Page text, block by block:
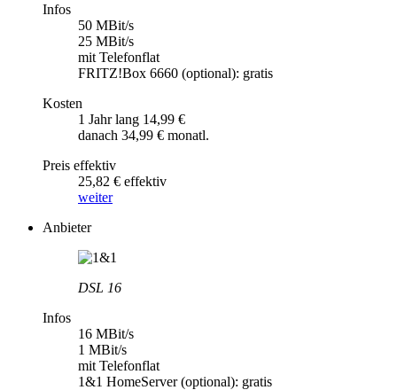
Infos
50 MBit/s
25 MBit/s
mit Telefonflat
FRITZ!Box 6660 (optional): gratis
Kosten
1 Jahr lang 14,99 €
danach 34,99 € monatl.
Preis effektiv
25,82 € effektiv
weiter
Anbieter
DSL 16
Infos
16 MBit/s
1 MBit/s
mit Telefonflat
1&1 HomeServer (optional): gratis